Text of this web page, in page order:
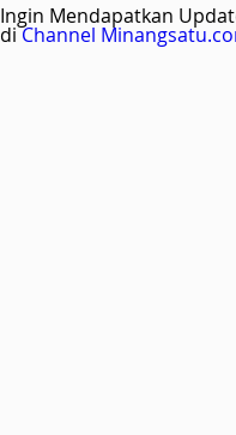
Ingin Mendapatkan
diChannel